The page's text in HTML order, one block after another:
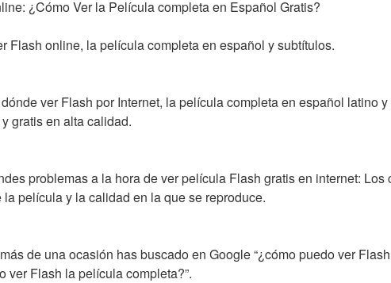
¿Cómo Ver la Película completa en Español Gratis?
Flash online, la película completa en español y subtítulos.
ver Flash por Internet, la película completa en español latino
gratis en alta calidad.
problemas a la hora de ver película Flash gratis en internet:
la película y la calidad en la que se reproduce.
de una ocasión has buscado en Google “¿cómo puedo ver
ver Flash la película completa?”.